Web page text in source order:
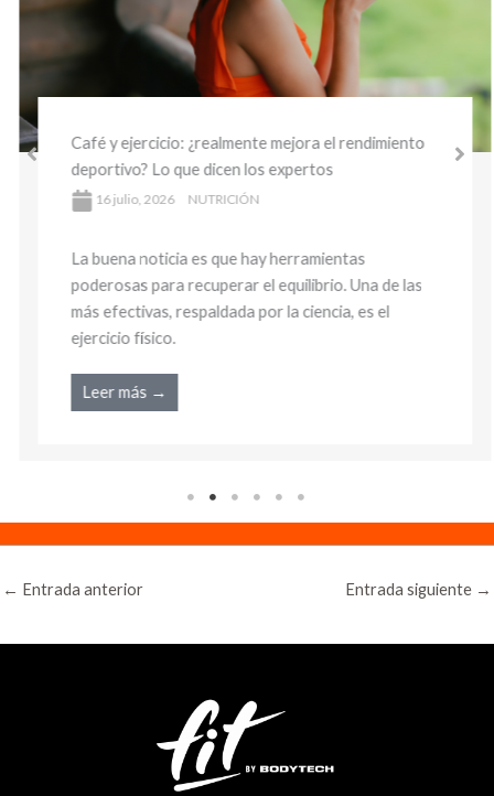
Café y ejercicio: ¿realmente mejora el rendimiento
deportivo? Lo que dicen los expertos
16 julio, 2026 NUTRICIÓN
La buena noticia es que hay herramientas
poderosas para recuperar el equilibrio. Una de las
más efectivas, respaldada por la ciencia, es el
ejercicio físico.
Leer más →
← Entrada anterior Entrada siguiente →